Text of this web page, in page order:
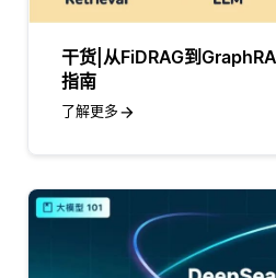
干货|从FiDRAG到
指南
了解更多